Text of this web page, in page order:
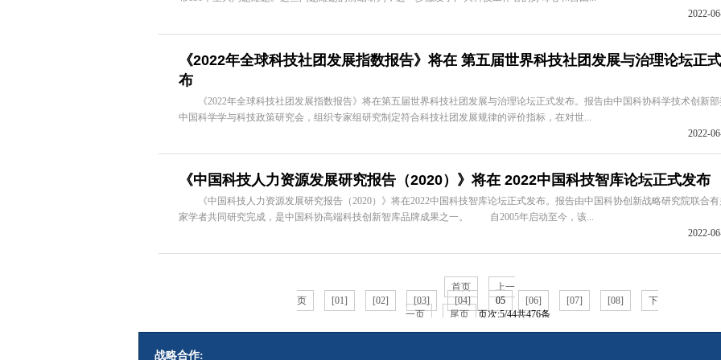
2022-
《2022年全球科技社团发展指数报告》将在 第五届世界科技社团发展与治理论坛正
布
《2022年全球科技社团发展指数报告》将在第五届世界科技社团发展与治理论坛正式发布。报告由中国科协科学技术创新部
中国科学学与科技政策研究会，组织专家组研究制定符合科技社团发展规律的评价指标，在对世...
2022-
《中国科技人力资源发展研究报告（2020）》将在 2022中国科技智库论坛正式发布
《中国科技人力资源发展研究报告（2020）》将在2022中国科技智库论坛正式发布。报告由中国科协创新战略研究院联合有
家学者共同研究完成，是中国科协高端科技创新智库品牌成果之一。 自2005年启动至今，该...
2022-
首页
上一
页
[01] [02] [03] [04] 05 [06] [07] [08]
下
一页
尾页 页次:5/44共476条
战略合作: